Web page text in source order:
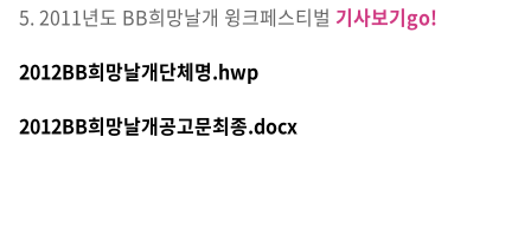
5. 2011년도 BB희망날개 윙크페스티벌 기사보기go!
2012BB희망날개단체명.hwp
2012BB희망날개공고문최종.docx